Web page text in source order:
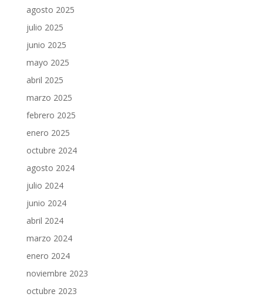
agosto 2025
julio 2025
junio 2025
mayo 2025
abril 2025
marzo 2025
febrero 2025
enero 2025
octubre 2024
agosto 2024
julio 2024
junio 2024
abril 2024
marzo 2024
enero 2024
noviembre 2023
octubre 2023